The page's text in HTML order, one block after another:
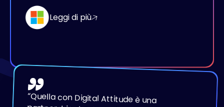
Leggi di più
“Quella con Digital Attitude è una
partnership duratura che supporta il
progetto, unendo la nostra conoscenza
aziendale ai fabbisogni organizzativi. Insieme
abbiamo definito il percorso di Change
Management e progettato, fornito e
adattato il set formativo e di
accompagnamento all’utilizzo della